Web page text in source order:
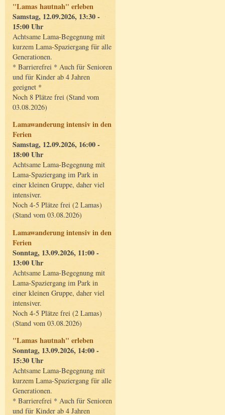
"Lamas hautnah" erleben
Samstag, 12.09.2026, 13:30 -
15:00 Uhr
Achtsame Lama-Begegnung mit
kurzem Lama-Spaziergang für alle
Generationen.
* Barrierefrei * Auch für Senioren
und für Kinder ab 4 Jahren
geeignet *
Noch 8 Plätze frei (Stand vom
03.08.2026)
Lamawanderung intensiv in den
Ferien
Samstag, 12.09.2026, 16:00 -
18:00 Uhr
Achtsame Lama-Begegnung mit
Lama-Spaziergang im Park in
einer kleinen Gruppe, daher viel
intensiver.
Noch 4-5 Plätze frei (2 Lamas)
(Stand vom 03.08.2026)
Lamawanderung intensiv in den
Ferien
Sonntag, 13.09.2026, 11:00 -
13:00 Uhr
Achtsame Lama-Begegnung mit
Lama-Spaziergang im Park in
einer kleinen Gruppe, daher viel
intensiver.
Noch 4-5 Plätze frei (2 Lamas)
(Stand vom 03.08.2026)
"Lamas hautnah" erleben
Sonntag, 13.09.2026, 14:00 -
15:30 Uhr
Achtsame Lama-Begegnung mit
kurzem Lama-Spaziergang für alle
Generationen.
* Barrierefrei * Auch für Senioren
und für Kinder ab 4 Jahren